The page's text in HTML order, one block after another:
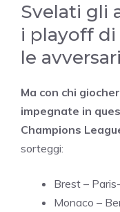
Svelati gli
i playoff di
le
Ma con chi
impegnate in
Champions
sorteggi:
Brest –
Monaco –